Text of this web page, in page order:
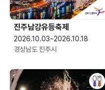
진주남강유등축제
2026.10.03~2026.10.18
경상남도 진주시